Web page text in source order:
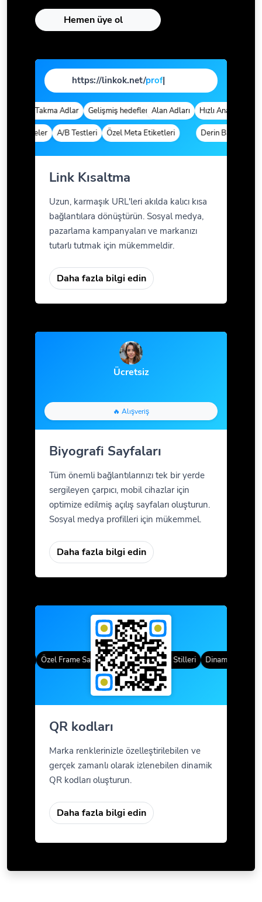
Hemen üye ol
https://linkok.net/page
Özel Takma Adlar Gelişmiş hedeflemeAlan Adları Hızlı Analizler
A/B Testleri Özel Meta Etiketleri Derin Bağlantılar
Link Kısaltma
Uzun, karmaşık URL'leri akılda kalıcı kısa
bağlantılara dönüştürün. Sosyal medya,
pazarlama kampanyaları ve markanızı
tutarlı tutmak için mükemmeldir.
Daha fazla bilgi edin
Ücretsiz
🔥 Alışveriş
Biyografi Sayfaları
Tüm önemli bağlantılarınızı tek bir yerde
sergileyen çarpıcı, mobil cihazlar için
optimize edilmiş açılış sayfaları oluşturun.
Sosyal medya profilleri için mükemmel.
Daha fazla bilgi edin
Özel Frame SayfalarıDegrade Renk QR Stilleri Dinamik QR
QR kodları
Marka renklerinizle özelleştirilebilen ve
gerçek zamanlı olarak izlenebilen dinamik
QR kodları oluşturun.
Daha fazla bilgi edin